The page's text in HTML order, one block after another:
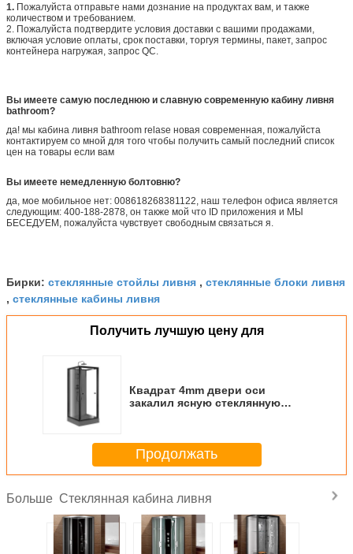
1. Пожалуйста отправьте нами дознание на продуктах вам, и также
количеством и требованием.
2. Пожалуйста подтвердите условия доставки с вашими продажами,
включая условие оплаты, срок поставки, торгуя термины, пакет, запрос
контейнера нагружая, запрос QC.
Вы имеете самую последнюю и славную современную кабину ливня
bathroom?
да! мы кабина ливня bathroom relase новая современная, пожалуйста
контактируем со мной для того чтобы получить самый последний список
цен на товары если вам
Вы имеете немедленную болтовню?
да, мое мобильное нет: 008618268381122, наш телефон офиса является
следующим: 400-188-2878, он также мой что ID приложения и МЫ
БЕСЕДУЕМ, пожалуйста чувствует свободным связаться я.
Бирки: стеклянные стойлы ливня , стеклянные блоки ливня
, стеклянные кабины ливня
Получить лучшую цену для
Квадрат 4mm двери оси
закалил ясную стеклянную
Продолжать
Больше Стеклянная кабина ливня